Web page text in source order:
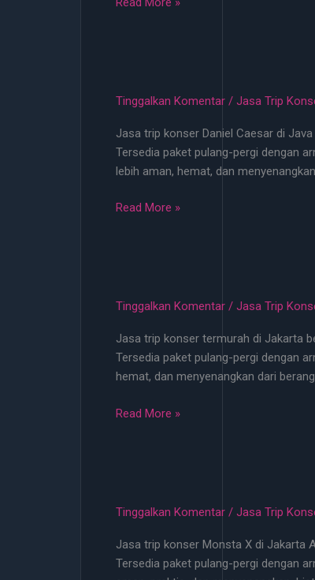
2026
100
Ribu
di
Tinggalkan Komentar / Jasa Trip
Jasa trip konser Daniel Caesar di
Tersedia paket pulang-pergi dengan
lebih aman, hemat, dan
Jasa
Java
–
Mei
2026
100
Read More »
Tinggalkan Komentar / Jasa Trip
Jasa trip konser termurah di Jakarta
Tersedia paket pulang-pergi dengan
hemat, dan menyenangkan dari
Jasa
di
Vibes
Mulai
Read More »
Tinggalkan Komentar / Jasa Trip
Jasa trip konser Monsta X di Jakarta
Tersedia paket pulang-pergi dengan